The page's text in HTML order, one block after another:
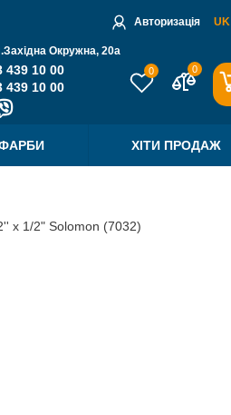
Авторизація UK
Окружна, 20a
439 10 00
439 10 00
0 0
ХІТИ ПРОДАЖ
х 1/2" Solomon (7032)